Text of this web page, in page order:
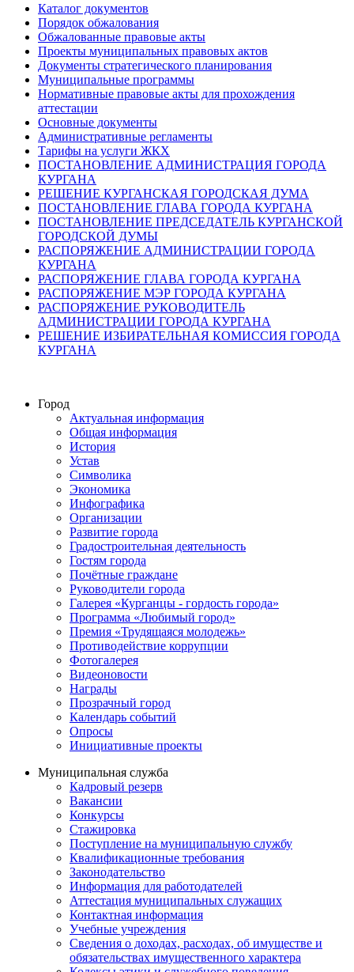
Каталог документов
Порядок обжалования
Обжалованные правовые акты
Проекты муниципальных правовых актов
Документы стратегического планирования
Муниципальные программы
Нормативные правовые акты для прохождения
аттестации
Основные документы
Административные регламенты
Тарифы на услуги ЖКХ
ПОСТАНОВЛЕНИЕ АДМИНИСТРАЦИЯ ГОРОДА
КУРГАНА
РЕШЕНИЕ КУРГАНСКАЯ ГОРОДСКАЯ ДУМА
ПОСТАНОВЛЕНИЕ ГЛАВА ГОРОДА КУРГАНА
ПОСТАНОВЛЕНИЕ ПРЕДСЕДАТЕЛЬ КУРГАНСКОЙ
ГОРОДСКОЙ ДУМЫ
РАСПОРЯЖЕНИЕ АДМИНИСТРАЦИИ ГОРОДА
КУРГАНА
РАСПОРЯЖЕНИЕ ГЛАВА ГОРОДА КУРГАНА
РАСПОРЯЖЕНИЕ МЭР ГОРОДА КУРГАНА
РАСПОРЯЖЕНИЕ РУКОВОДИТЕЛЬ
АДМИНИСТРАЦИИ ГОРОДА КУРГАНА
РЕШЕНИЕ ИЗБИРАТЕЛЬНАЯ КОМИССИЯ ГОРОДА
КУРГАНА
Город
Актуальная информация
Общая информация
История
Устав
Символика
Экономика
Инфографика
Организации
Развитие города
Градостроительная деятельность
Гостям города
Почётные граждане
Руководители города
Галерея «Курганцы - гордость города»
Программа «Любимый город»
Премия «Трудящаяся молодежь»
Противодействие коррупции
Фотогалерея
Видеоновости
Награды
Прозрачный город
Календарь событий
Опросы
Инициативные проекты
Муниципальная служба
Кадровый резерв
Вакансии
Конкурсы
Стажировка
Поступление на муниципальную службу
Квалификационные требования
Законодательство
Информация для работодателей
Аттестация муниципальных служащих
Контактная информация
Учебные учреждения
Сведения о доходах, расходах, об имуществе и
обязательствах имущественного характера